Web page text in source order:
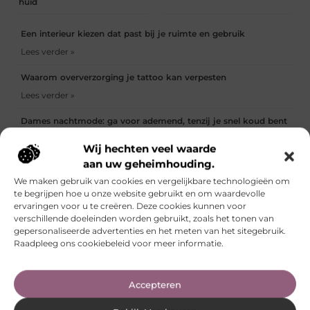
Wij hechten veel waarde
aan uw geheimhouding.
We maken gebruik van cookies en vergelijkbare technologieën om
te begrijpen hoe u onze website gebruikt en om waardevolle
ervaringen voor u te creëren. Deze cookies kunnen voor
verschillende doeleinden worden gebruikt, zoals het tonen van
gepersonaliseerde advertenties en het meten van het sitegebruik.
Raadpleeg ons cookiebeleid voor meer informatie.
Accepteren
Een interieur kiezen dat past bij je ruimte en gebruik
Lees verder »
Waarom oververzorging je tattoo kan verpesten
Lees verder »
Dames nachtmode: ga voor ademend, tenzij je snel koud bent
Payroll Emmen voor moderne ondernemers
Lees verder »
De slimste upgrade voor je pand: een intercom met camera
Lees verder »
Wilt u de perfecte sound beleven door professionele